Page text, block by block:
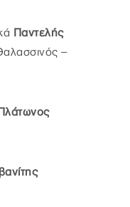
Παντελής
–